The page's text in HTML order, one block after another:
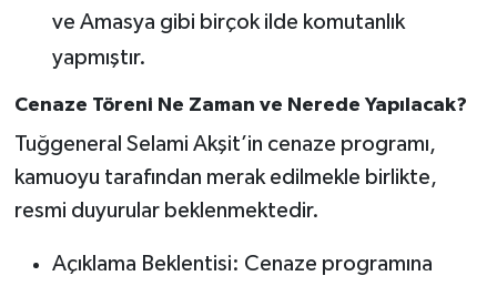
ve Amasya gibi birçok ilde komutanlık
yapmıştır.
Cenaze Töreni Ne Zaman ve Nerede Yapılacak?
Tuğgeneral Selami Akşit’in cenaze programı,
kamuoyu tarafından merak edilmekle birlikte,
resmi duyurular beklenmektedir.
Açıklama Beklentisi: Cenaze programına